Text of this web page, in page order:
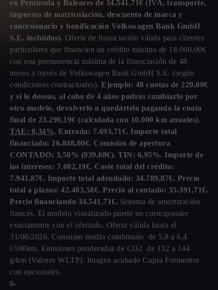
en Península y Baleares de 34.541,71€ (IVA, transporte,
impuesto de matriculación, descuento de marca y
concesionario y bonificación Volkswagen Bank GmbH
S.E. incluidos). Oferta de financiación válida para clientes
particulares que financien un crédito mínimo de 18.000,00€
con una permanencia mínima de la financiación de 48
meses a través de Volkswagen Bank GmbH S.E. (según
condiciones contractuales). Ejemplo: 48 cuotas de 220,00€
y si lo deseas, al cabo de 4 años podrás cambiarlo por
otro modelo, devolverlo o quedártelo pagando la cuota
final de 23.290,19€ (calculada con 10.000 km anuales).
TAE: 8,34%. Entrada: 7.693,71€. Importe total
financiado: 26.848,00€. Comisión de apertura
CONTADO: 3,50% (939,68€). TIN: 6,95%. Importe de
los intereses: 7.002,19€. Coste total del crédito:
7.941,87€. Importe total adeudado: 34.789,87€. Precio
total a plazos: 42.483,58€. Precio al contado: 35.391,71€.
Precio financiando 34.541,71€. Sistema de amortización
francés. El modelo visualizado puede no corresponder
exactamente con el ofertado. Oferta válida hasta el
31/08/2026. Consumo medio combinado de 5,8 a 6,4
l/100km. Emisiones ponderadas de CO2 de 132 a 144
g/km (Valores WLTP). Imagen acabado Cupra Formentor
con opcionales.
6-